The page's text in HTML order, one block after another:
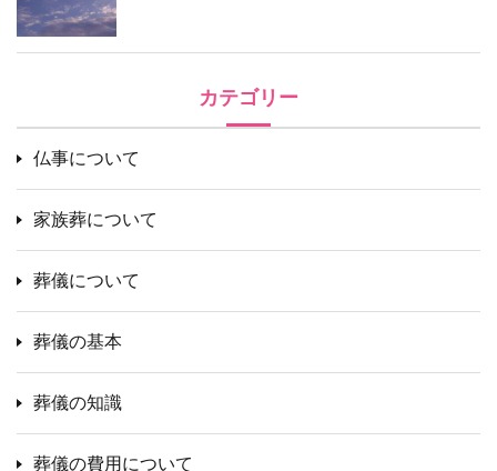
カテゴリー
仏事について
家族葬について
葬儀について
葬儀の基本
葬儀の知識
葬儀の費用について